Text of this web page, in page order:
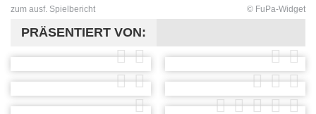
zum ausf. Spielbericht © FuPa-Widget
PRÄSENTIERT VON: